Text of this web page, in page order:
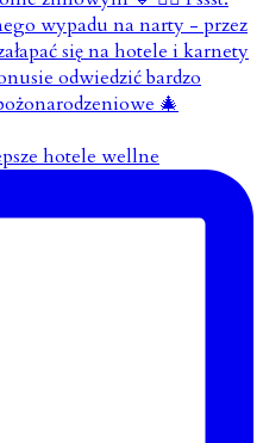
hotele wellne